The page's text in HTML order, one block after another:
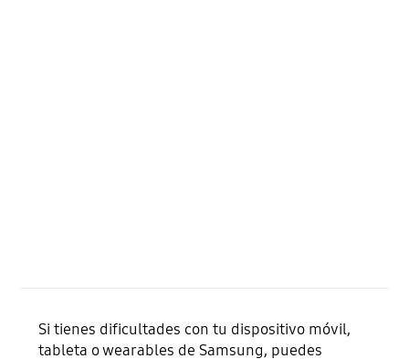
Si tienes dificultades con tu dispositivo móvil,
tableta o wearables de Samsung, puedes